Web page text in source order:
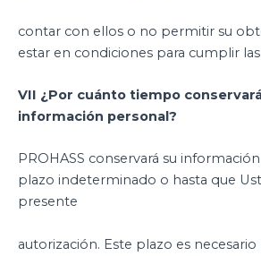
contar con ellos o no permitir su
estar en condiciones para cumplir
VII ¿Por cuánto tiempo conservará
información personal?
PROHASS conservará su
plazo indeterminado o hasta que
presente
autorización. Este plazo es necesario